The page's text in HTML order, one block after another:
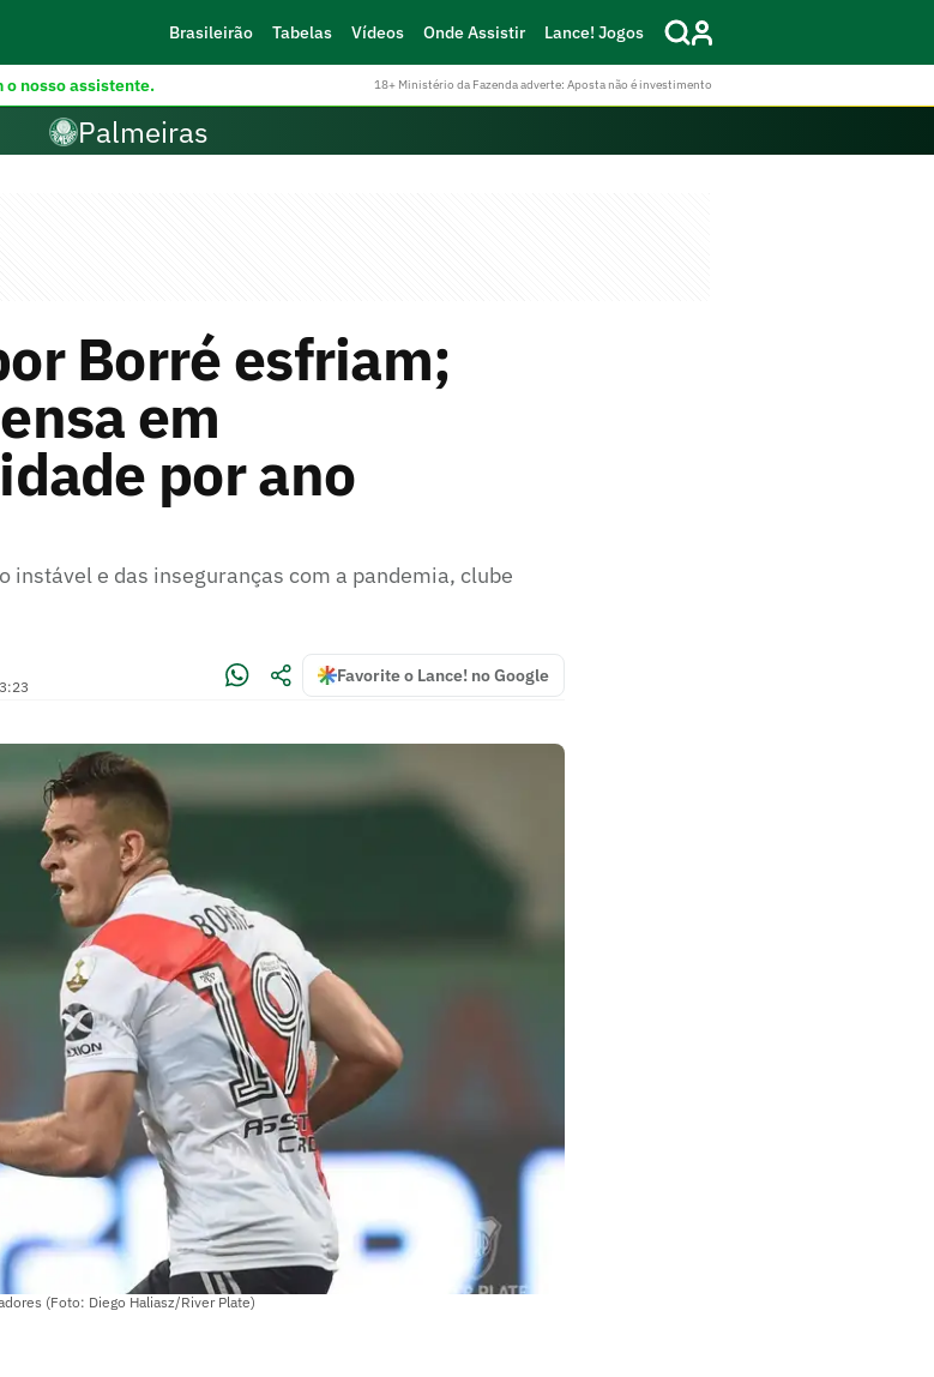
Brasileirão Tabelas Vídeos Onde Assistir Lance! Jogos
o nosso assistente. 18+ Ministério da Fazenda adverte: Aposta não é investimento
Palmeiras
Borré esfriam;
em
por ano
instável e das inseguranças com a pandemia, clube
Favorite o Lance! no Google
(Foto: Diego Haliasz/River Plate)